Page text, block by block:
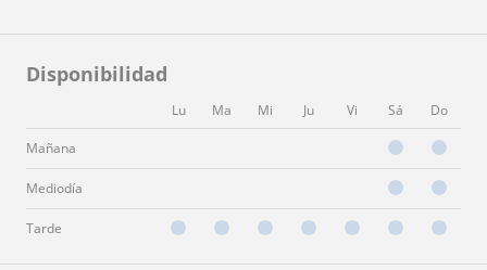
Disponibilidad
Lu Ma Mi Ju Vi Sá Do
Mañana
Mediodía
Tarde